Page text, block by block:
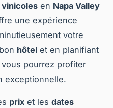
en Napa Valley
une expérience
votre
hôtel et en planifiant
pourrez profiter
exceptionnelle.
prix et les dates